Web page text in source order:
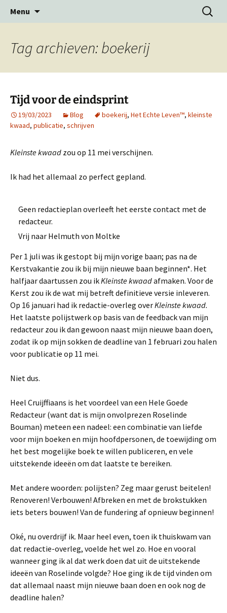
Menu
inhoud
Zoeken
naar:
Tag archieven: boekerij
Tijd voor de eindsprint
19/03/2023 Blog boekerij, Het Echte Leven™, kleinste
kwaad, publicatie, schrijven
Kleinste kwaad zou op 11 mei verschijnen.
Ik had het allemaal zo perfect gepland.
Geen redactieplan overleeft het eerste contact met de
redacteur.
Vrij naar Helmuth von Moltke
Per 1 juli was ik gestopt bij mijn vorige baan; pas na de
Kerstvakantie zou ik bij mijn nieuwe baan beginnen*. Het
halfjaar daartussen zou ikKleinste kwaadafmaken. Voor de
Kerst zou ik de wat mij betreft definitieve versie inleveren.
Op 16 januari had ik redactie-overleg overKleinste kwaad.
Het laatste polijstwerk op basis van de feedback van mijn
redacteur zou ik dan gewoon naast mijn nieuwe baan doen,
zodat ik op mijn sokken de deadline van 1 februari zou halen
voor publicatie op 11 mei.
Niet dus.
Heel Cruijffiaans is het voordeel van een Hele Goede
Redacteur (want dat is mijn onvolprezen Roselinde
Bouman) meteen een nadeel: een combinatie van liefde
voor mijn boeken en mijn hoofdpersonen, de toewijding om
het best mogelijke boek te willen publiceren, en vele
uitstekende ideeën om dat laatste te bereiken.
Met andere woorden: polijsten? Zeg maar gerust beitelen!
Renoveren! Verbouwen! Afbreken en met de brokstukken
iets beters bouwen! Van de fundering af opnieuw beginnen!
Oké, nu overdrijf ik. Maar heel even, toen ik thuiskwam van
dat redactie-overleg, voelde het wel zo. Hoe en vooral
wanneer ging ik al dat werk doen dat uit de uitstekende
ideeën van Roselinde volgde? Hoe ging ik de tijd vinden om
dat allemaal naast mijn nieuwe baan doen en ook nog de
deadline halen?